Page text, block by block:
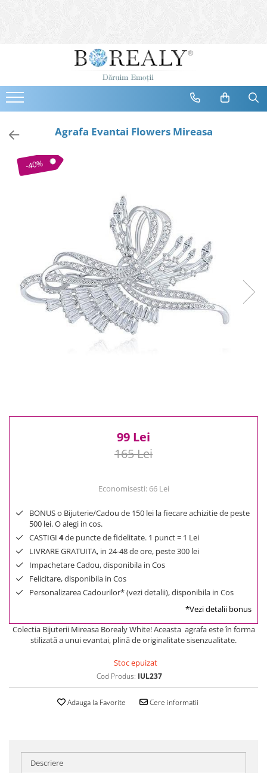
Bijuterii
Cercei
Bratari
Coliere
Brose
Tiare
Reduceri
Cele mai noi
Cele mai vandute
Cele mai votate
300 Lei - 500 Lei
Agrafa Evantai Flowers Mireasa
-40%
99 Lei
165 Lei
Economisesti: 66 Lei
BONUS o Bijuterie/Cadou de 150 lei la fiecare achizitie de peste
500 lei. O alegi in cos.
CASTIGI 4de puncte de fidelitate. 1 punct = 1 Lei
LIVRARE GRATUITA, in 24-48 de ore, peste 300 lei
Impachetare Cadou, disponibila in Cos
Felicitare, disponibila in Cos
Personalizarea Cadourilor* (vezi detalii), disponibila in Cos
*Vezi detalii bonus
Colectia Bijuterii Mireasa Borealy White! Aceasta agrafa este în forma
stilizată a unui evantai, plină de originalitate sisenzualitate.
Stoc epuizat
Cod Produs: IUL237
Adauga la Favorite Cere informatii
Descriere